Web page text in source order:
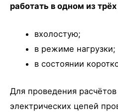
работать в одном из
вхолостую;
в режиме нагрузки;
в состоянии
Для проведения
электрических цепей